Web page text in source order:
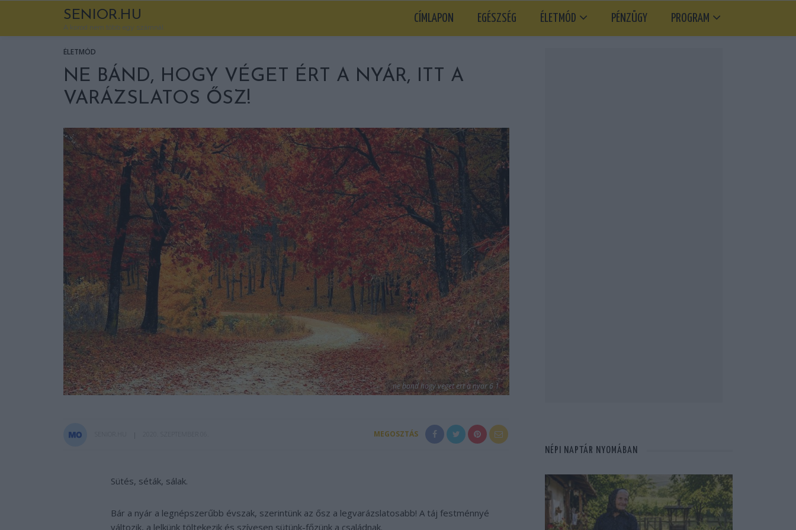
SENIOR.HU
A korod nem több egy számnál
CÍMLAPON EGÉSZSÉG ÉLETMÓD PÉNZÜGY PROGRAM
ÉLETMÓD
NE BÁND, HOGY VÉGET ÉRT A NYÁR, ITT A
VARÁZSLATOS ŐSZ!
ne band hogy veget ert a nyar 6 1
MEGOSZTÁS
Sütés, séták, sálak.
Bár a nyár a legnépszerűbb évszak, szerintünk az ősz a legvarázslatosabb! A táj festménnyé
változik, a lelkünk töltekezik és szívesen sütünk-főzünk a családnak.
NÉPI NAPTÁR NYOMÁBAN